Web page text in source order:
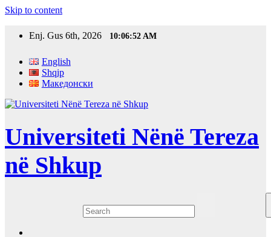
Skip to content
Enj. Gus 6th, 2026 10:06:53 AM
English
Shqip
Македонски
Universiteti Nënë Tereza
në Shkup